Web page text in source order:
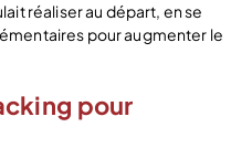
réaliser au départ, en se
pour augmenter le
pour